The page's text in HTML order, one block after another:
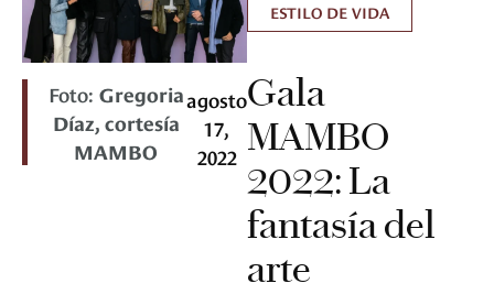
Foto: Gregoria
Díaz, cortesía
MAMBO
agosto
17,
2022
ESTILO DE VIDA
Gala
MAMBO
2022: La
fantasía del
arte